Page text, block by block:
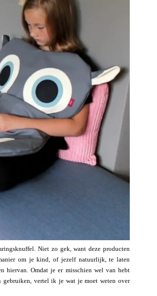
Niet zo gek, want deze producten
om je kind, of jezelf natuurlijk, te laten
hiervan. Omdat je er misschien wel van hebt
vertel ik je wat je moet weten over